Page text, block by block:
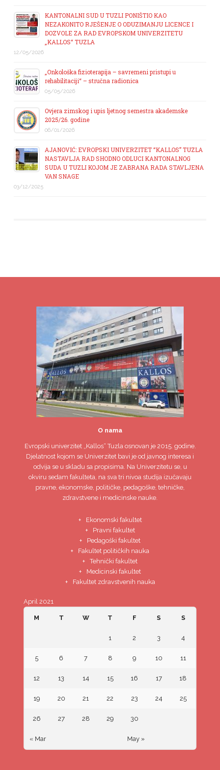
KANTONALNI SUD U TUZLI PONIŠTIO KAO
NEZAKONITO RJEŠENJE O ODUZIMANJU LICENCE I
DOZVOLE ZA RAD EVROPSKOM UNIVERZITETU
„KALLOS“ TUZLA
12/05/2026
„Onkološka fizioterapija – savremeni pristupi u
rehabilitaciji“ – stručna radionica
05/05/2026
Ovjera zimskog i upis ljetnog semestra akademske
2025/26. godine
06/01/2026
AJANOVIĆ: EVROPSKI UNIVERZITET “KALLOS” TUZLA
NASTAVLJA RAD SHODNO ODLUCI KANTONALNOG
SUDA U TUZLI KOJOM JE ZABRANA RADA STAVLJENA
VAN SNAGE
03/12/2025
O nama
Evropski univerzitet„Kallos“ Tuzla osnovan je 2015. godine.
Djelatnost kojom se Univerzitet bavi je od javnog interesa i
odvija se u skladu sa propisima. Na Univerzitetu se, u
okviru sedam fakulteta, na sva tri nivoa studija izučavaju
pravne, ekonomske, političke, pedagoške, tehničke,
zdravstvene i medicinske nauke.
Ekonomski fakultet
Pravni fakultet
Pedagoški fakultet
Fakultet političkih nauka
Tehnički fakultet
Medicinski fakultet
Fakultet zdravstvenih nauka
April 2021
M T W T F S S
« Mar May »
1 2 3 4
5 6 7 8 9 10 11
12 13 14 15 16 17 18
19 20 21 22 23 24 25
26 27 28 29 30